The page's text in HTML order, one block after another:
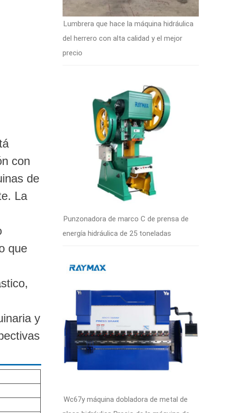
con
de
La
que
y
Lumbrera que hace la máquina hidráulica
del herrero con alta calidad y el mejor
precio
Punzonadora de marco C de prensa de
energía hidráulica de 25 toneladas
Wc67y máquina dobladora de metal de